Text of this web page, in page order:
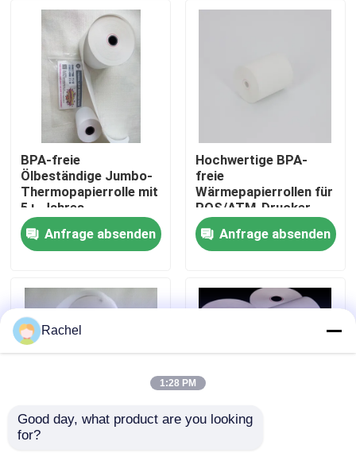
Produkte
Über uns
Werksbesichtigung
Qualitätskontrolle
Kontakt mit uns
Neuigkeiten
Riesige Thermopapier-Rolle
Positions-Thermopapier-Rolle
Thermische Etikettenpapier-Rolle
BPA-freie
Ölbeständige Jumbo-
Thermopapierrolle mit
5+-Jahres-
Bildlebensdauer für
POS-Bestätigungen
Anfrage absenden
Hochwertige BPA-
freie
Wärmepapierrollen für
POS/ATM-Drucker
Anfrage absenden
Hochwertige, BPA-
Rachel
1:28 PM
Good day, what product are you looking
for?